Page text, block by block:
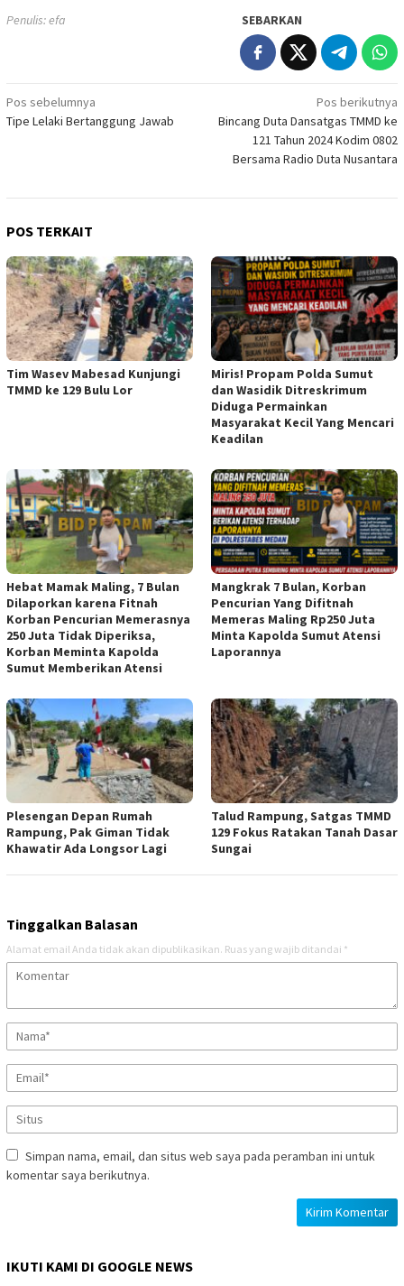
Penulis: efa SEBARKAN
Navigasi
pos
Pos sebelumnya
Tipe Lelaki Bertanggung Jawab
Pos berikutnya
Bincang Duta Dansatgas TMMD ke
121 Tahun 2024 Kodim 0802
Bersama Radio Duta Nusantara
POS TERKAIT
Tim Wasev Mabesad Kunjungi
TMMD ke 129 Bulu Lor
Miris! Propam Polda Sumut
dan Wasidik Ditreskrimum
Diduga Permainkan
Masyarakat Kecil Yang Mencari
Keadilan
Hebat Mamak Maling, 7 Bulan
Dilaporkan karena Fitnah
Korban Pencurian Memerasnya
250 Juta Tidak Diperiksa,
Korban Meminta Kapolda
Sumut Memberikan Atensi
Mangkrak 7 Bulan, Korban
Pencurian Yang Difitnah
Memeras Maling Rp250 Juta
Minta Kapolda Sumut Atensi
Laporannya
Plesengan Depan Rumah
Rampung, Pak Giman Tidak
Khawatir Ada Longsor Lagi
Talud Rampung, Satgas TMMD
129 Fokus Ratakan Tanah Dasar
Sungai
Tinggalkan Balasan
Alamat email Anda tidak akan dipublikasikan. Ruas yang wajib ditandai *
Simpan nama, email, dan situs web saya pada peramban ini untuk
komentar saya berikutnya.
IKUTI KAMI DI GOOGLE NEWS